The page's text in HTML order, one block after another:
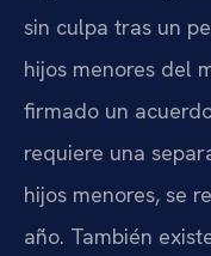
sin culpa tras un
hijos menores del
firmado un
requiere una
hijos menores, se
año. También